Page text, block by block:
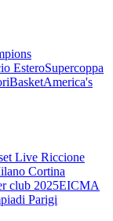
EsteroSupercoppa
BasketAmerica's
Live Riccione
Cortina
club 2025EICMA
Parigi